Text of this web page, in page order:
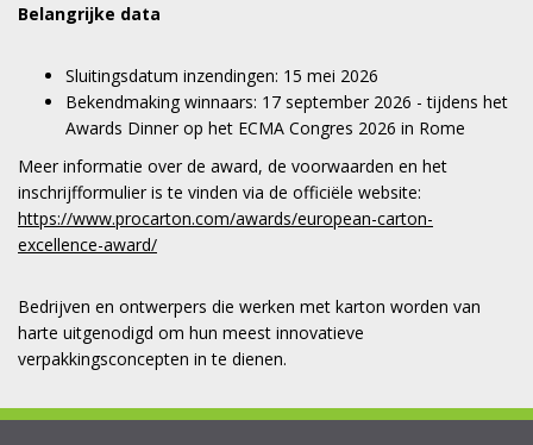
Belangrijke data
Sluitingsdatum inzendingen: 15 mei 2026
Bekendmaking winnaars: 17 september 2026 - tijdens het
Awards Dinner op het ECMA Congres 2026 in Rome
Meer informatie over de award, de voorwaarden en het
inschrijfformulier is te vinden via de officiële website:
https://www.procarton.com/awards/european-carton-
excellence-award/
Bedrijven en ontwerpers die werken met karton worden van
harte uitgenodigd om hun meest innovatieve
verpakkingsconcepten in te dienen.